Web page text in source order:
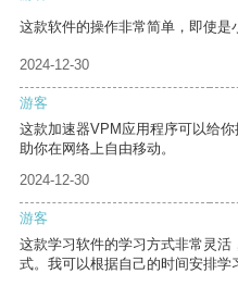
这款软件的操作非常简单，即使是
2024-12-30
游客
这款加速器VPM应用程序可以给
助你在网络上自由移动。
2024-12-30
游客
这款学习软件的学习方式非常灵
式。我可以根据自己的时间安排学